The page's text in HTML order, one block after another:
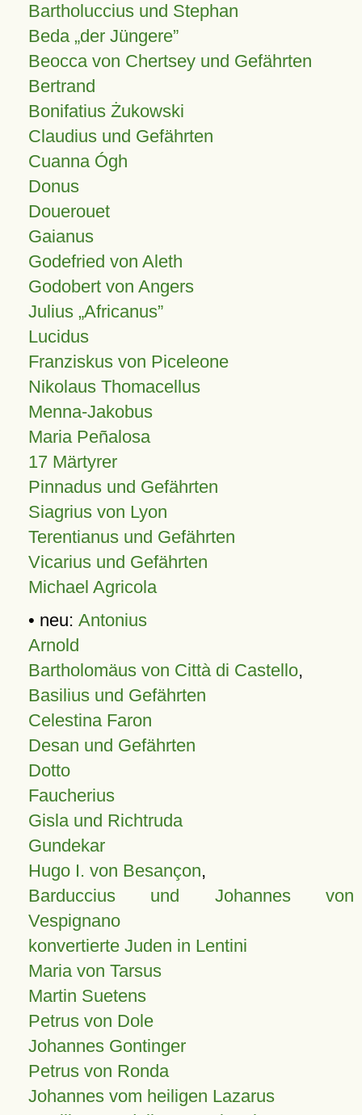
Bartholuccius und Stephan
Beda „der Jüngere”
Beocca von Chertsey und Gefährten
Bertrand
Bonifatius Żukowski
Claudius und Gefährten
Cuanna Ógh
Donus
Douerouet
Gaianus
Godefried von Aleth
Godobert von Angers
Julius Africanus
Lucidus
Franziskus von Piceleone
Nikolaus Thomacellus
Menna-Jakobus
Maria Peñalosa
17 Märtyrer
Pinnadus und Gefährten
Siagrius von Lyon
Terentianus und Gefährten
Vicarius und Gefährten
Michael Agricola
• neu: Antonius
Arnold
Bartholomäus von Città di Castello,
Basilius und Gefährten
Celestina Faron
Desan und Gefährten
Dotto
Faucherius
Gisla und Richtruda
Gundekar
Hugo I. von Besançon,
Barduccius und Johannes von
Vespignano
konvertierte Juden in Lentini
Maria von Tarsus
Martin Suetens
Petrus von Dole
Johannes Gontinger
Petrus von Ronda
Johannes vom heiligen Lazarus